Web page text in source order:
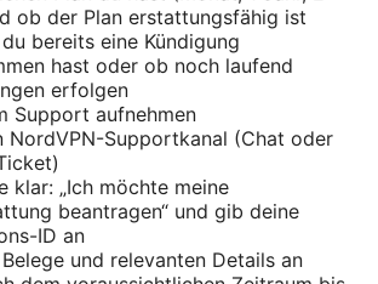
ob der Plan erstattungsfähig ist
bereits eine Kündigung
hast oder ob noch laufend
erfolgen
Support aufnehmen
NordVPN-Supportkanal (Chat oder
klar: „Ich möchte meine
beantragen“ und gib deine
ID an
und relevanten Details an